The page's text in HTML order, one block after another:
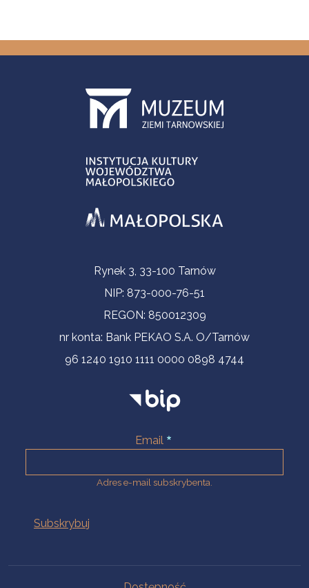
Informacje kontaktoweRynek 3, 33-100 Tarnów
NIP: 873-000-76-51
REGON: 850012309
nr konta: Bank PEKAO S.A. O/Tarnów
96 1240 1910 1111 0000 0898 4744
Email
Adres e-mail subskrybenta.